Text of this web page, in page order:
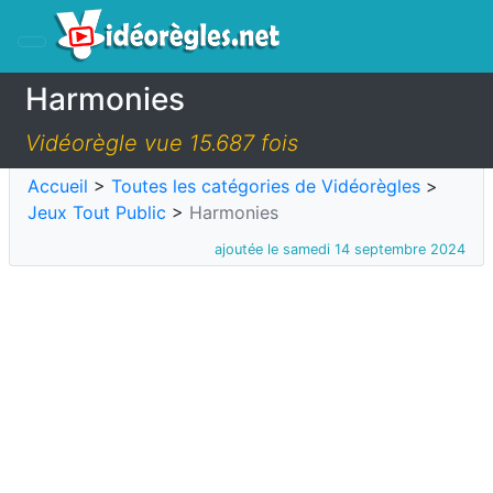
Harmonies
Vidéorègle vue 15.687 fois
Accueil > Toutes les catégories de Vidéorègles >
Jeux Tout Public > Harmonies
ajoutée le samedi 14 septembre 2024